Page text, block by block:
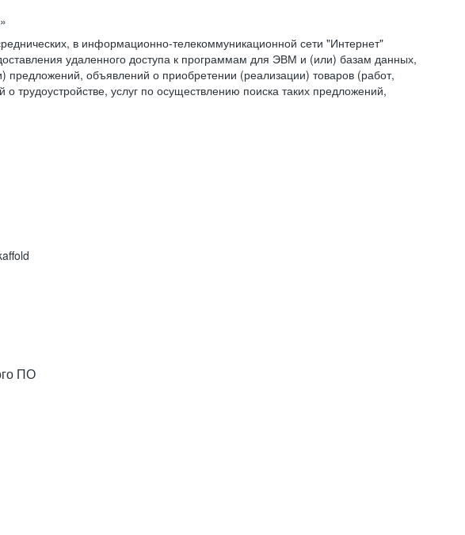
в информационно-телекоммуникационной сети "Интернет"
удаленного доступа к программам для ЭВМ и (или) базам данных,
объявлений о приобретении (реализации) товаров (работ,
услуг по осуществлению поиска таких предложений,
ПО